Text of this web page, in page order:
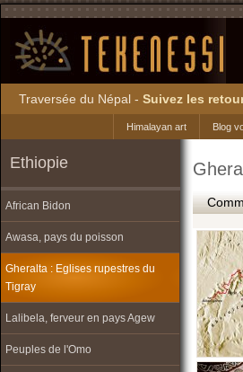
Traversée du Népal - Suivez les
Blog
Himalayan art
Ethiopie
African Bidon
Awasa, pays du poisson
Gheralta : Eglises rupestres du
Tigray
Lalibela, ferveur en pays Agew
Peuples de l'Omo